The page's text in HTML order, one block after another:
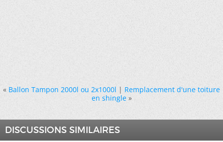
« Ballon Tampon 2000l ou 2x1000l|Remplacement d'une toiture
en shingle »
DISCUSSIONS SIMILAIRES